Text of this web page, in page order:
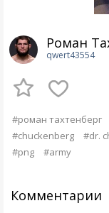
Роман
qwert43554
#роман тахтенберг
#chuckenberg
#dr.
#png
#army
Комментарии